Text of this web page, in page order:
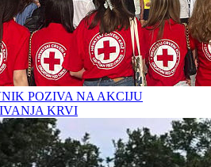
POZIVA NA AKCIJU
KRVI